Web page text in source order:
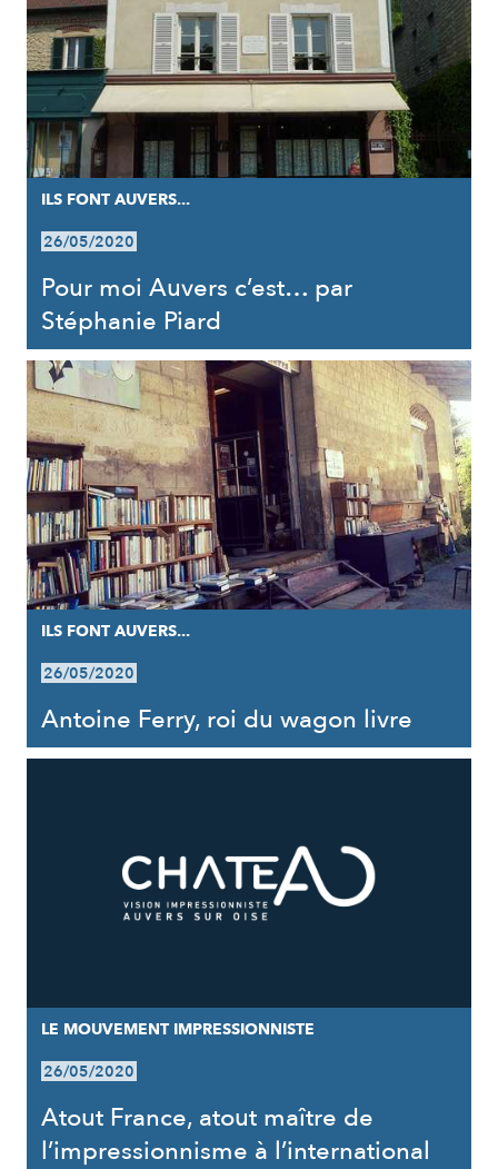
ILS FONT AUVERS...
26/05/2020
Pour moi Auvers c’est… par
Stéphanie Piard
ILS FONT AUVERS...
26/05/2020
Antoine Ferry, roi du wagon livre
LE MOUVEMENT IMPRESSIONNISTE
26/05/2020
Atout France, atout maître de
l’impressionnisme à l’international